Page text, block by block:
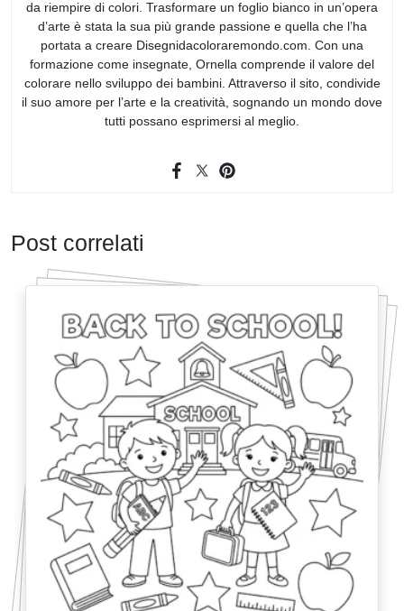
da riempire di colori. Trasformare un foglio bianco in un’opera
d’arte è stata la sua più grande passione e quella che l’ha
portata a creare Disegnidacoloraremondo.com. Con una
formazione come insegnate, Ornella comprende il valore del
colorare nello sviluppo dei bambini. Attraverso il sito, condivide
il suo amore per l’arte e la creatività, sognando un mondo dove
tutti possano esprimersi al meglio.
Post correlati